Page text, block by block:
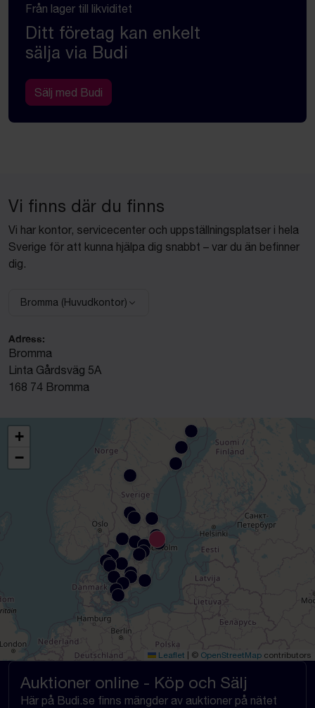
Från lager till likviditet
Ditt företag kan enkelt
sälja via Budi
Sälj med Budi
Vi finns där du finns
Vi har kontor, servicecenter och uppställningsplatser i hela
Sverige för att kunna hjälpa dig snabbt – var du än befinner
dig.
Välj anläggning:
Bromma (Huvudkontor)
Adress:
Bromma
Linta Gårdsväg 5A
168 74 Bromma
+
−
Leaflet © OpenStreetMap contributors
Auktioner online - Köp och Sälj
Här på Budi.se finns mängder av auktioner på nätet